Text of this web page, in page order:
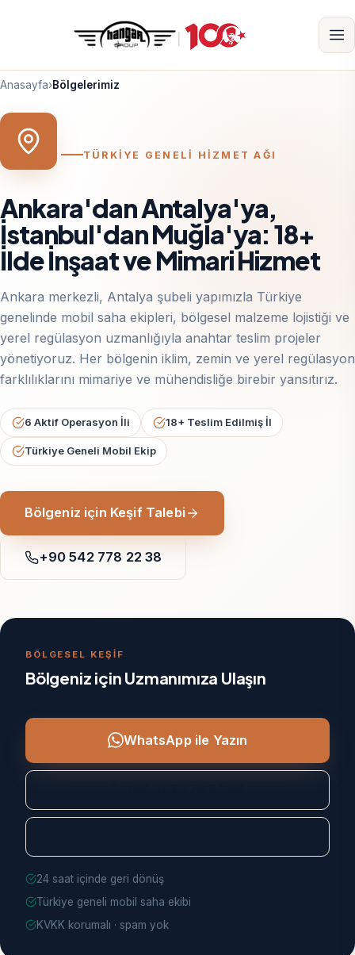
Anasayfa›Bölgelerimiz
TÜRKİYE GENELİ HİZMET AĞI
Ankara'dan Antalya'ya,
İstanbul'dan Muğla'ya: 18+
İlde İnşaat ve Mimari Hizmet
Ankara merkezli, Antalya şubeli yapımızla Türkiye
genelinde mobil saha ekipleri, bölgesel malzeme lojistiği ve
yerel regülasyon uzmanlığıyla anahtar teslim projeler
yönetiyoruz. Her bölgenin iklim, zemin ve yerel regülasyon
farklılıklarını mimariye ve mühendisliğe birebir yansıtırız.
6 Aktif Operasyon İli 18+ Teslim Edilmiş İl
Türkiye Geneli Mobil Ekip
Bölgeniz için Keşif Talebi
+90 542 778 22 38
BÖLGESEL KEŞİF
Bölgeniz için Uzmanımıza Ulaşın
WhatsApp ile Yazın
24 saat içinde geri dönüş
Türkiye geneli mobil saha ekibi
KVKK korumalı · spam yok